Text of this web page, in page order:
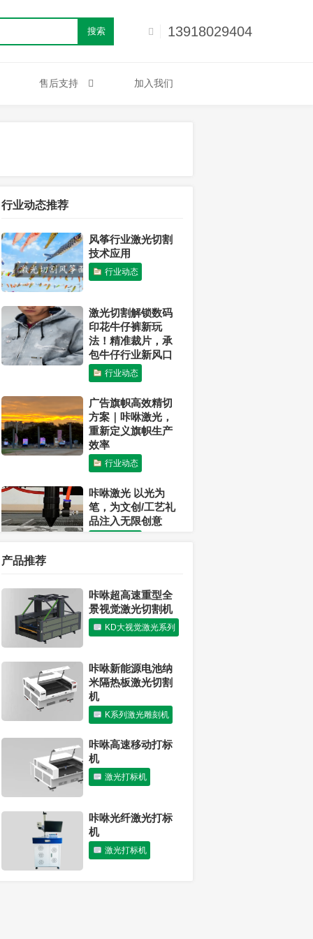
13918029404
搜索
售后支持 加入我们
行业动态推荐
风筝行业激光切割
技术应用
行业动态
激光切割解锁数码
印花牛仔裤新玩
法！精准裁片，承
包牛仔行业新风口
行业动态
广告旗帜高效精切
方案｜咔咻激光，
重新定义旗帜生产
效率
行业动态
咔咻激光 以光为
笔，为文创/工艺礼
品注入无限创意
行业动态
行业动态
产品推荐
咔咻超高速重型全
景视觉激光切割机
KD大视觉激光系列
咔咻新能源电池纳
米隔热板激光切割
机
K系列激光雕刻机
咔咻高速移动打标
机
激光打标机
咔咻光纤激光打标
机
激光打标机